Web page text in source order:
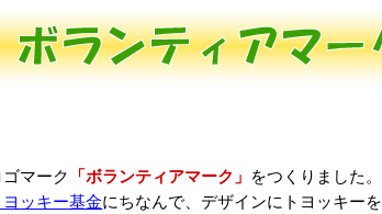
マーク 「ボランティアマーク」 をつくりました。
ヨッキー基金にちなんで、デザインにトヨッキーを